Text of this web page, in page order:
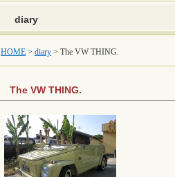
diary
HOME > diary > The VW THING.
The VW THING.